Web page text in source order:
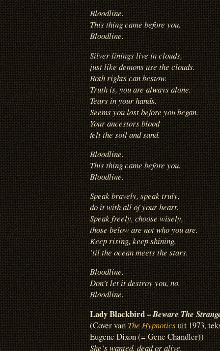
Bloodline.
This thing came before you.
Bloodline.
Silver linings live in clouds,
just like demons use the clouds.
Both rights can bestow.
Truth is, you are always alone.
Tears in your hands.
Seems you lost before you began.
Your ancestors blood
felt the soil and sand.
Bloodline.
This thing came before you.
Bloodline.
Speak bravely, speak truly,
do it with all of your heart.
Speak freely, choose wisely,
those below are not who you are.
Keep rising, keep shining,
’til the ocean meets the stars.
Bloodline.
Don’t let it destroy you, no.
Bloodline.
Lady Blackbird –Beware The
(Cover vanThe Hypnoticsuit 1973,
Eugene Dixon (= Gene Chandler))
She’s wanted, dead or alive.